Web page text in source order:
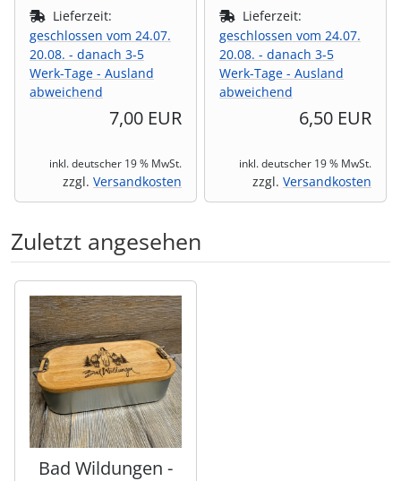
Lieferzeit:
geschlossen vom 24.07.
20.08. - danach 3-5
Werk-Tage - Ausland
abweichend
7,00 EUR
inkl. deutscher 19 % MwSt.
zzgl. Versandkosten
Lieferzeit:
geschlossen vom 24.07.
20.08. - danach 3-5
Werk-Tage - Ausland
abweichend
6,50 EUR
inkl. deutscher 19 % MwSt.
zzgl. Versandkosten
Zuletzt angesehen
Es folgt ein Produktslider - navigieren Sie mit der Tab-
Bad Wildungen -